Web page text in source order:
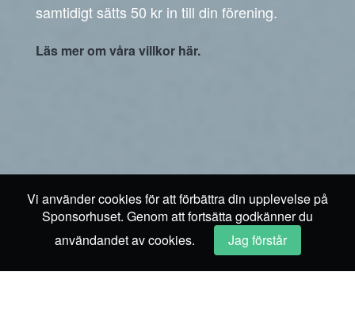
samtidigt sätts 50 kr in till din förening.
Läs mer om våra villkor här.
Vi använder cookies för att förbättra din upplevelse på
Sponsorhuset. Genom att fortsätta godkänner du
användandet av cookies.
Jag förstår